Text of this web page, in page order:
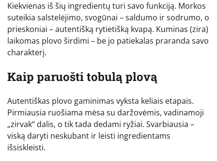
Kiekvienas iš šių ingredientų turi savo funkciją. Morkos
suteikia salstelėjimo, svogūnai – saldumo ir sodrumo, o
prieskoniai – autentišką rytietišką kvapą. Kuminas (zira)
laikomas plovo širdimi – be jo patiekalas praranda savo
charakterį.
Kaip paruošti tobulą plovą
Autentiškas plovo gaminimas vyksta keliais etapais.
Pirmiausia ruošiama mėsa su daržovėmis, vadinamoji
„zirvak“ dalis, o tik tada dedami ryžiai. Svarbiausia –
viską daryti neskubant ir leisti ingredientams
išsiskleisti.